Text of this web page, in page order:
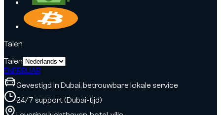
Talen
Talen
ENFRRUAR
Gevestigd in Dubai, betrouwbare lokale service
24/7 support (Dubai-tijd)